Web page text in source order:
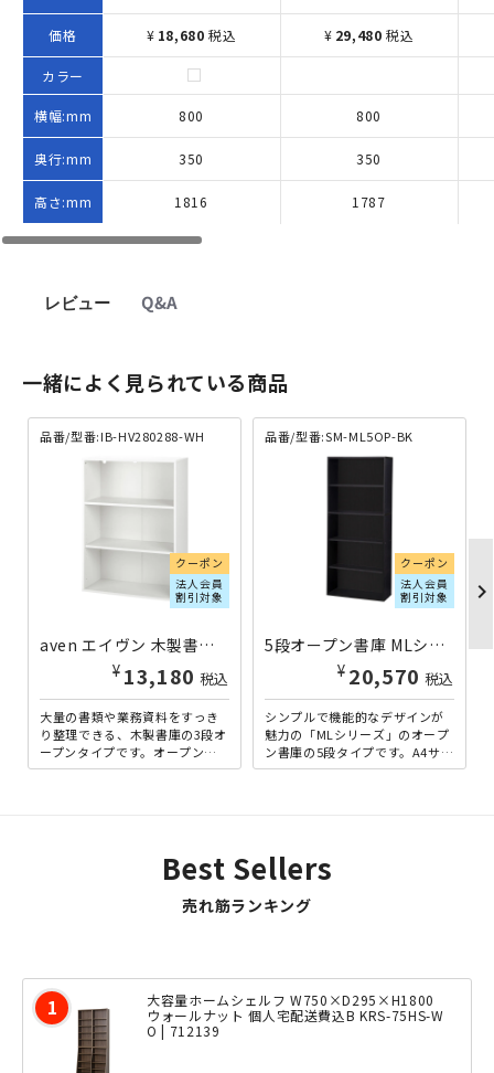
価格
カラー
横幅:mm
奥行:mm
高さ:mm
¥ 18,680 税込
800
350
1816
¥ 29,480 税込
800
350
1787
レビュー Q&A
一緒によく見られている商品
品番/型番:IB-HV280288-WH
クーポン
法人会員
割引対象
aven エイヴン 木製書庫 3段オープンタイプ W800×D350×H1100 ホワイト IB-HV280288-WH | 323500
¥ 13,180 税込
大量の書類や業務資料をすっき
り整理できる、木製書庫の3段オ
ープンタイプです。オープン収
納として、頻繁に使う資料など
品番/型番:SM-ML5OP-BK
クーポン
法人会員
割引対象
5段オープン書庫 MLシリーズ W800×D367×H1845 ブラック SM-ML5OP-BK | 838794
¥ 20,570 税込
シンプルで機能的なデザインが
魅力の「MLシリーズ」のオープ
ン書庫の5段タイプです。A4サイ
ズに対応した幅800mmの大容量
chevron_right
Best Sellers
売れ筋ランキング
大容量ホームシェルフ W750×D295×H1800
ウォールナット 個人宅配送費込B KRS-75HS-W
O | 712139